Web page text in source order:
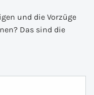
und die Vorzüge
Das sind die